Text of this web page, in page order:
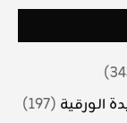
الورقية (197)